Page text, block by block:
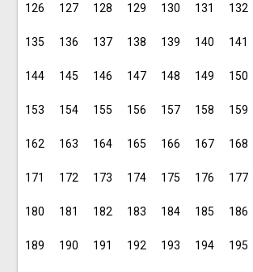
126 127 128 129 130 131 132
135 136 137 138 139 140 141
144 145 146 147 148 149 150
153 154 155 156 157 158 159
162 163 164 165 166 167 168
171 172 173 174 175 176 177
180 181 182 183 184 185 186
189 190 191 192 193 194 195